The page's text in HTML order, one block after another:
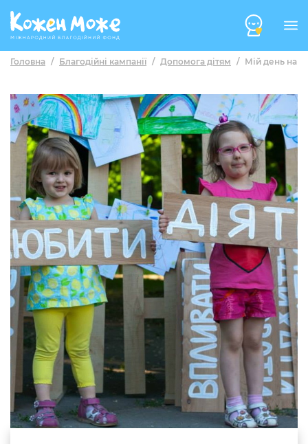
Головна / Благодійні кампанії / Допомога дітям / Мій день